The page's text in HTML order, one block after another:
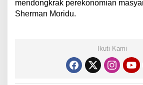
mendongkrak perekonomian
Sherman Moridu.
Ikuti Kami